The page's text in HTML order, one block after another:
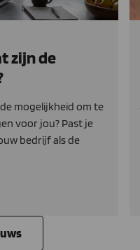
zijn de
mogelijkheid om te
voor jou? Past je
bedrijf als de